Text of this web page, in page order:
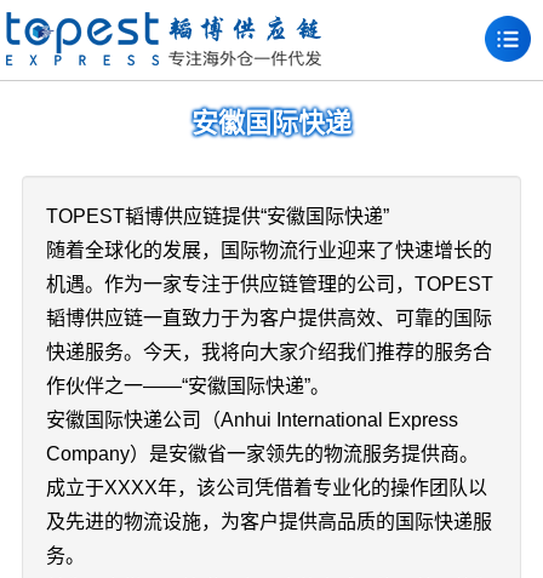
安徽国际快递
TOPEST韬博供应链提供“安徽国际快递”
随着全球化的发展，国际物流行业迎来了快速增长的
机遇。作为一家专注于供应链管理的公司，TOPEST
韬博供应链一直致力于为客户提供高效、可靠的国际
快递服务。今天，我将向大家介绍我们推荐的服务合
作伙伴之一——“安徽国际快递”。
安徽国际快递公司（Anhui International Express
Company）是安徽省一家领先的物流服务提供商。
成立于XXXX年，该公司凭借着专业化的操作团队以
及先进的物流设施，为客户提供高品质的国际快递服
务。